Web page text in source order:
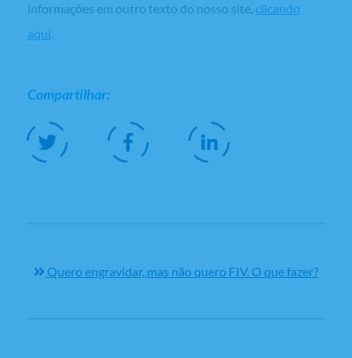
informações em outro texto do nosso site, clicando
aqui.
Compartilhar:
Quero engravidar, mas não quero FIV. O que fazer?